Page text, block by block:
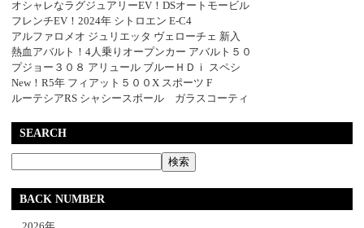
オシャレなラグジュアリーEV！DSオートモービル
フレンチEV！2024年 シトロエン E-C4
アルファロメオ ジュリエッタ ヴェローチェ 新入
熱血アバルト！4人乗りオープンカー アバルト５０
プジョー３０８ アリュール ブルーＨＤｉ スペシ
New！R5年 フィアット５００X スポーツ F
ルーテシアRS シャシースポール ガラスコーティ
SEARCH
BACK NUMBER